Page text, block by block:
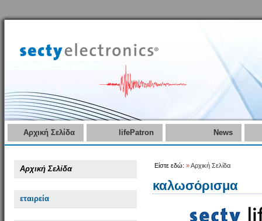
Αρχική Σελίδα lifePatron News
Αρχική Σελίδα
εταιρεία
Είστε εδώ: »Αρχική Σελίδα
καλωσόρισμα